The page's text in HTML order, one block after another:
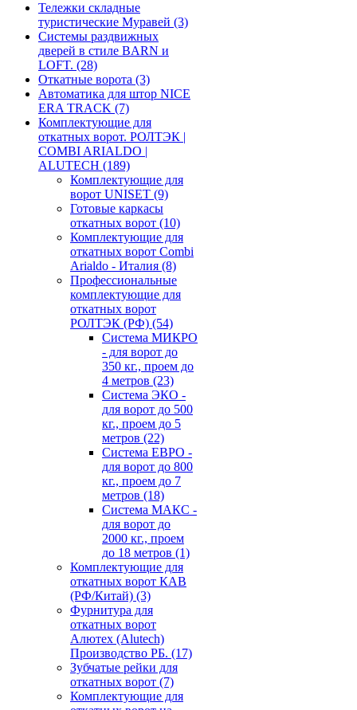
Тележки складные
туристические Муравей (3)
Системы раздвижных
дверей в стиле BARN и
LOFT. (28)
Откатные ворота (3)
Автоматика для штор NICE
ERA TRACK (7)
Комплектующие для
откатных ворот. РОЛТЭК |
COMBI ARIALDO |
ALUTECH (189)
Комплектующие для
ворот UNISET (9)
Готовые каркасы
откатных ворот (10)
Комплектующие для
откатных ворот Combi
Arialdo - Италия (8)
Профессиональные
комплектующие для
откатных ворот
РОЛТЭК (РФ) (54)
Система МИКРО
- для ворот до
350 кг., проем до
4 метров (23)
Система ЭКО -
для ворот до 500
кг., проем до 5
метров (22)
Система ЕВРО -
для ворот до 800
кг., проем до 7
метров (18)
Система МАКС -
для ворот до
2000 кг., проем
до 18 метров (1)
Комплектующие для
откатных ворот КАВ
(РФ/Китай) (3)
Фурнитура для
откатных ворот
Алютех (Alutech)
Производство РБ. (17)
Зубчатые рейки для
откатных ворот (7)
Комплектующие для